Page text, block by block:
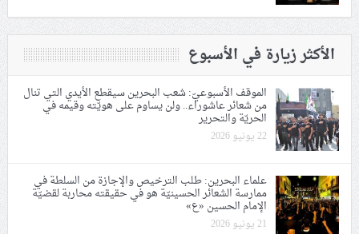
الأكثر زيارة في الأسبوع
الموقف الأسبوعيّ: شعب البحرين سيقطع الأيدي التي تنال
من شعائر عاشوراء.. ولن يساوم على هويّته وقيمه في
الحريّة والتحرير
22 يونيو 2026
علماء البحرين: طلب الترخيص والإجازة من السلطة في
ممارسة الشعائر الحسينيّة هو في حقيقته محاربة لقضيّة
الإمام الحسين «ع»
21 يونيو 2026